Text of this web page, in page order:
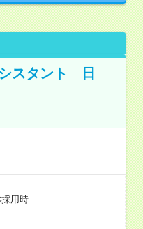
スタント 日
採用時…